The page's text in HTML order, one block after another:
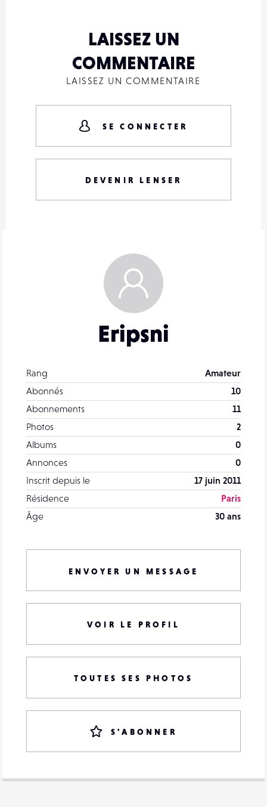
Eripsni
Rang
Amateur
Abonnés
10
Abonnements
11
Photos
2
Albums
0
Annonces
0
Inscrit depuis le
17 juin 2011
Résidence
Paris
Âge
30 ans
ENVOYER UN MESSAGE
VOIR LE PROFIL
TOUTES SES PHOTOS
S'ABONNER
LAISSEZ UN
COMMENTAIRE
LAISSEZ UN COMMENTAIRE
SE CONNECTER
DEVENIR LENSER